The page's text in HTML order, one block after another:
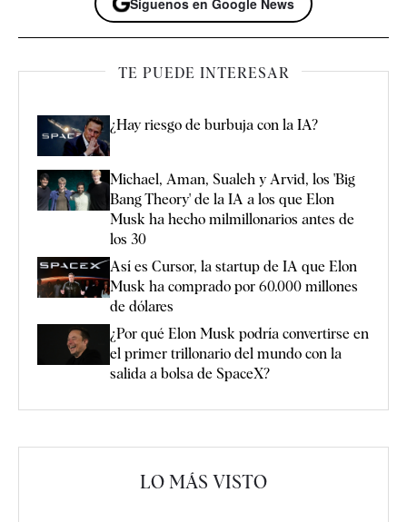
TE PUEDE INTERESAR
¿Hay riesgo de burbuja con la IA?
Michael, Aman, Sualeh y Arvid, los 'Big
Bang Theory' de la IA a los que Elon
Musk ha hecho milmillonarios antes de
los 30
Así es Cursor, la startup de IA que Elon
Musk ha comprado por 60.000 millones
de dólares
¿Por qué Elon Musk podría convertirse en
el primer trillonario del mundo con la
salida a bolsa de SpaceX?
LO MÁS VISTO